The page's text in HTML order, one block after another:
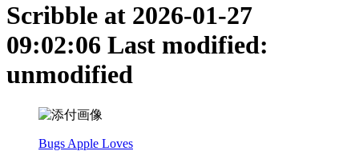
Scribble at 2026-01-27
09:02:06 Last modified:
unmodified
Bugs Apple Loves